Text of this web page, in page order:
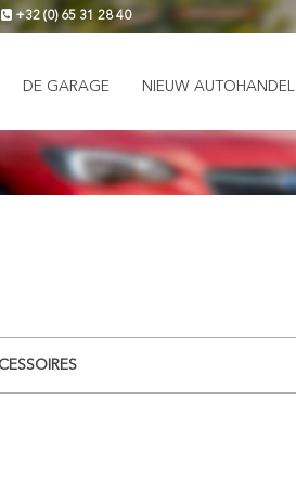
+32 (0) 65 31 28 40
DE GARAGE NIEUW AUTOHANDEL